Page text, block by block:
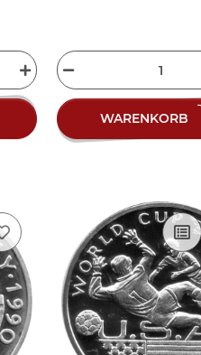
WARENKORB